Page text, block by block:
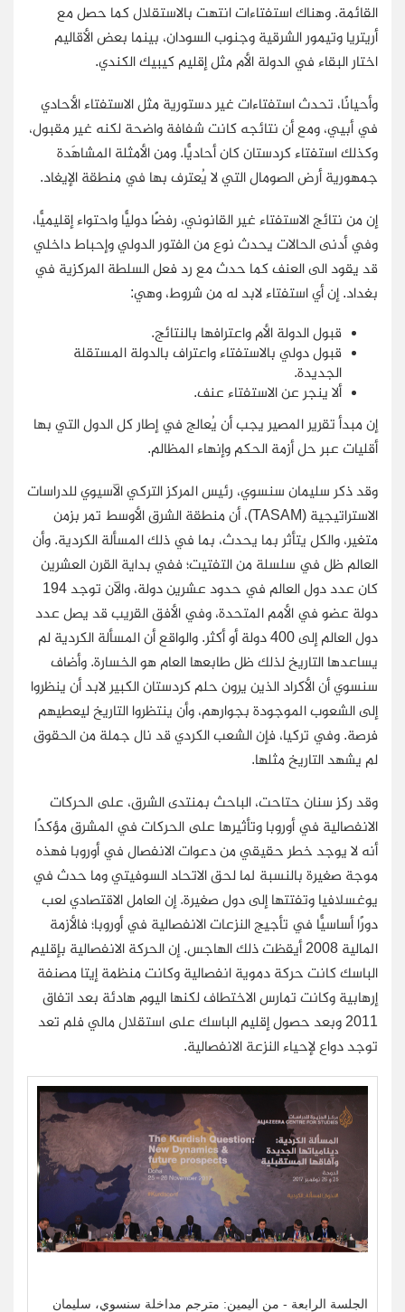
القائمة. وهناك استفتاءات انتهت بالاستقلال كما حصل مع
أريتريا وتيمور الشرقية وجنوب السودان، بينما بعض الأقاليم
اختار البقاء في الدولة الأم مثل إقليم كيبيك الكندي.
وأحيانًا، تحدث استفتاءات غير دستورية مثل الاستفتاء الأحادي
في أبيي، ومع أن نتائجه كانت شفافة واضحة لكنه غير مقبول،
وكذلك استفتاء كردستان كان أحاديًّا. ومن الأمثلة المشاهَدة
جمهورية أرض الصومال التي لا يُعترف بها في منطقة الإيغاد.
إن من نتائج الاستفتاء غير القانوني، رفضًا دوليًّا واحتواء إقليميًّا،
وفي أدنى الحالات يحدث نوع من الفتور الدولي وإحباط داخلي
قد يقود الى العنف كما حدث مع رد فعل السلطة المركزية في
بغداد. إن أي استفتاء لابد له من شروط، وهي:
قبول الدولة الأم واعترافها بالنتائج.
قبول دولي بالاستفتاء واعتراف بالدولة المستقلة
الجديدة.
ألا ينجر عن الاستفتاء عنف.
إن مبدأ تقرير المصير يجب أن يُعالج في إطار كل الدول التي بها
أقليات عبر حل أزمة الحكم وإنهاء المظالم.
وقد ذكر سليمان سنسوي، رئيس المركز التركي الآسيوي للدراسات
الاستراتيجية (TASAM)، أن منطقة الشرق الأوسط تمر بزمن
متغير، والكل يتأثر بما يحدث، بما في ذلك المسألة الكردية. وأن
العالم ظل في سلسلة من التفتيت؛ ففي بداية القرن العشرين
كان عدد دول العالم في حدود عشرين دولة، والآن توجد 194
دولة عضو في الأمم المتحدة، وفي الأفق القريب قد يصل عدد
دول العالم إلى 400 دولة أو أكثر. والواقع أن المسألة الكردية لم
يساعدها التاريخ لذلك ظل طابعها العام هو الخسارة. وأضاف
سنسوي أن الأكراد الذين يرون حلم كردستان الكبير لابد أن ينظروا
إلى الشعوب الموجودة بجوارهم، وأن ينتظروا التاريخ ليعطيهم
فرصة. وفي تركيا، فإن الشعب الكردي قد نال جملة من الحقوق
لم يشهد التاريخ مثلها.
وقد ركز سنان حتاحت، الباحث بمنتدى الشرق، على الحركات
الانفصالية في أوروبا وتأثيرها على الحركات في المشرق مؤكدًا
أنه لا يوجد خطر حقيقي من دعوات الانفصال في أوروبا فهذه
موجة صغيرة بالنسبة لما لحق الاتحاد السوفيتي وما حدث في
يوغسلافيا وتفتتها إلى دول صغيرة. إن العامل الاقتصادي لعب
دورًا أساسيًّا في تأجيج النزعات الانفصالية في أوروبا؛ فالأزمة
المالية 2008 أيقظت ذلك الهاجس. إن الحركة الانفصالية بإقليم
الباسك كانت حركة دموية انفصالية وكانت منظمة إيتا مصنفة
إرهابية وكانت تمارس الاختطاف لكنها اليوم هادئة بعد اتفاق
2011 وبعد حصول إقليم الباسك على استقلال مالي فلم تعد
توجد دواع لإحياء النزعة الانفصالية.
الجلسة الرابعة - من اليمين: مترجم مداخلة سنسوي، سليمان